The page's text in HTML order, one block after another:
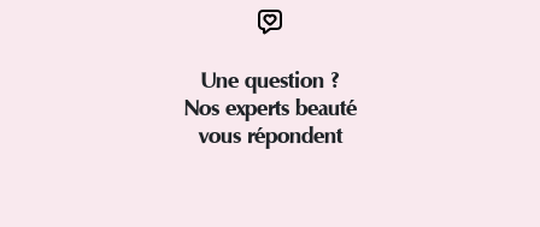
Une question ?
Nos experts beauté
vous répondent